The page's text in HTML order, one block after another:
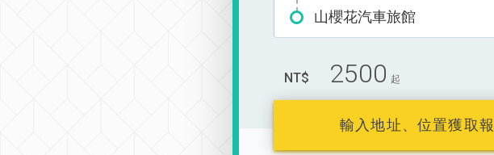
山櫻花汽車旅館
NT$ 2500 起
輸入地址、位置獲取